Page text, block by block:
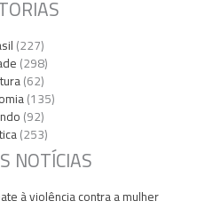
(227)
(298)
(62)
(135)
(92)
(253)
NOTÍCIAS
à violência contra a mulher